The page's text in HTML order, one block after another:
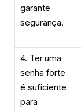
garante
segurança.
4. Ter uma
senha forte
é suficiente
para